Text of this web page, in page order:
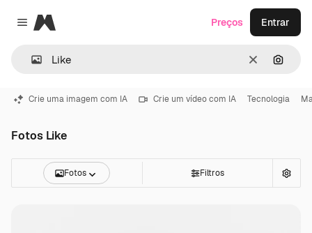
Close menu
Magnific
Limpar
Preços Entrar
Crie uma imagem com IA Crie um vídeo com IA Tecnologia
Fotos Like
Fotos Filtros